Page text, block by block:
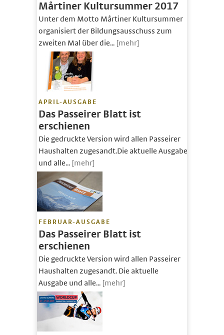
Mårtiner Kultursummer 2017
Unter dem Motto Mårtiner Kultursummer
organisiert der Bildungsausschuss zum
zweiten Mal über die... [mehr]
APRIL-AUSGABE
Das Passeirer Blatt ist
erschienen
Die gedruckte Version wird allen Passeirer
Haushalten zugesandt.Die aktuelle Ausgabe
und alle... [mehr]
FEBRUAR-AUSGABE
Das Passeirer Blatt ist
erschienen
Die gedruckte Version wird allen Passeirer
Haushalten zugesandt. Die aktuelle
Ausgabe und alle... [mehr]